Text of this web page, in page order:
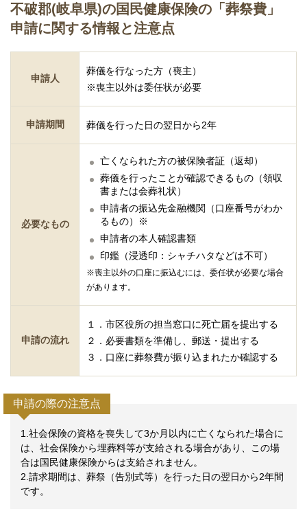
不破郡(岐阜県)の国民健康保険の「葬祭費」
申請に関する情報と注意点
申請人
葬儀を行なった方（喪主）
※喪主以外は委任状が必要
申請期間 葬儀を行った日の翌日から2年
必要なもの
亡くなられた方の被保険者証（返却）
葬儀を行ったことが確認できるもの（領収
書または会葬礼状）
申請者の振込先金融機関（口座番号がわか
るもの）※
申請者の本人確認書類
印鑑（浸透印：シャチハタなどは不可）
※喪主以外の口座に振込むには、委任状が必要な場合
があります。
申請の流れ
１．市区役所の担当窓口に死亡届を提出する
２．必要書類を準備し、郵送・提出する
３．口座に葬祭費が振り込まれたか確認する
申請の際の注意点
1.社会保険の資格を喪失して3か月以内に亡くなられた場合に
は、社会保険から埋葬料等が支給される場合があり、この場
合は国民健康保険からは支給されません。
2.請求期間は、葬祭（告別式等）を行った日の翌日から2年間
です。